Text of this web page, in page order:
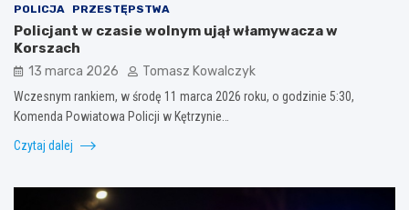
POLICJA PRZESTĘPSTWA
Policjant w czasie wolnym ujął włamywacza w
Korszach
13 marca 2026 Tomasz Kowalczyk
Wczesnym rankiem, w środę 11 marca 2026 roku, o godzinie 5:30,
Komenda Powiatowa Policji w Kętrzynie…
Czytaj dalej